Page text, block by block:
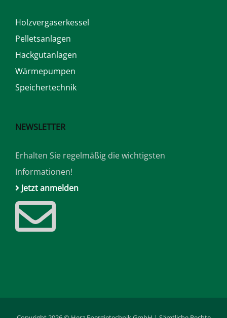
Holzvergaserkessel
Pelletsanlagen
Hackgutanlagen
Wärmepumpen
Speichertechnik
NEWSLETTER
Erhalten Sie regelmäßig die wichtigsten
Informationen!
Jetzt anmelden